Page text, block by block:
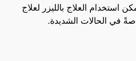
استخدام العلاج بالليزر لعلاج
في الحالات الشديدة.